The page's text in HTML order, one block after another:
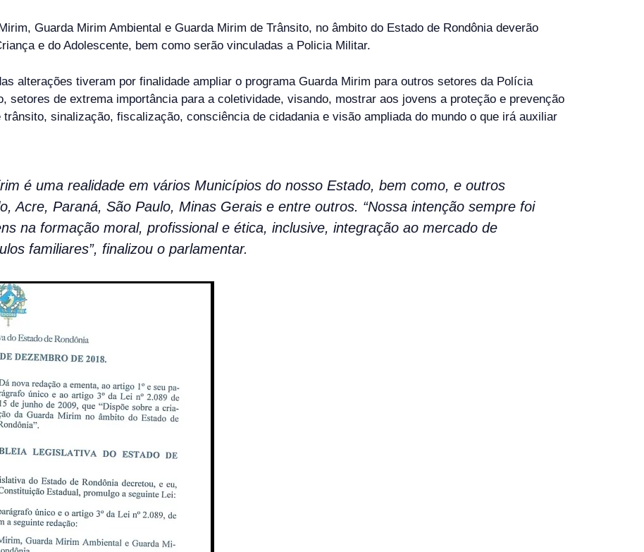
Guarda Mirim Ambiental e Guarda Mirim de Trânsito, no âmbito do Estado de Rondônia deverão
e do Adolescente, bem como serão vinculadas a Policia Militar.
alterações tiveram por finalidade ampliar o programa Guarda Mirim para outros setores da Polícia
setores de extrema importância para a coletividade, visando, mostrar aos jovens a proteção e prevenção
sinalização, fiscalização, consciência de cidadania e visão ampliada do mundo o que irá auxiliar
é uma realidade em vários Municípios do nosso Estado, bem como, e outros
Acre, Paraná, São Paulo, Minas Gerais e entre outros. “Nossa intenção sempre foi
na formação moral, profissional e ética, inclusive, integração ao mercado de
familiares”, finalizou o parlamentar.